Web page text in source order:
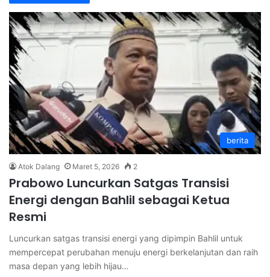
berita
Atok Dalang Maret 5, 2026 2
Prabowo Luncurkan Satgas Transisi
Energi dengan Bahlil sebagai Ketua
Resmi
Luncurkan satgas transisi energi yang dipimpin Bahlil untuk
mempercepat perubahan menuju energi berkelanjutan dan raih
masa depan yang lebih hijau…